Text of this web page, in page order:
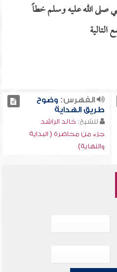
صلى الله عليه وسلم خطاً
الفهرس: وضوح
طريق الهداية
للشيخ: خالد الراشد
جزء من محاضرة ( البداية
والنهاية)